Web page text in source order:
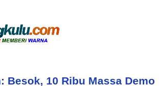
Besok, 10 Ribu Massa Demo